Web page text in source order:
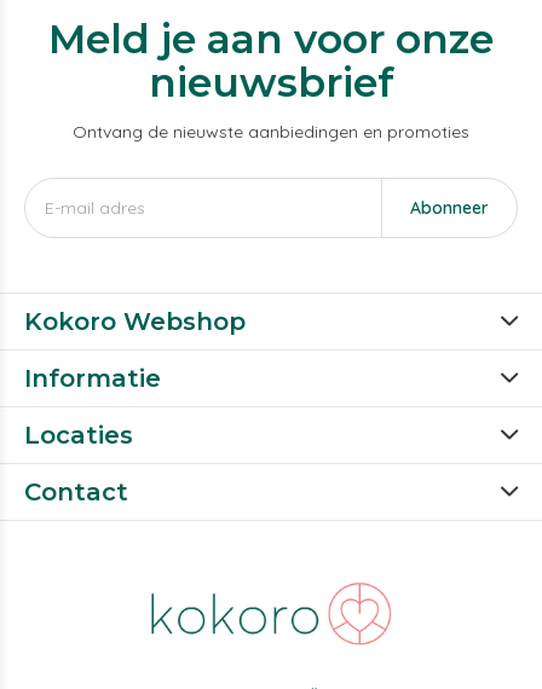
Meld je aan voor onze
nieuwsbrief
Ontvang de nieuwste aanbiedingen en promoties
Abonneer
Kokoro Webshop
Informatie
Locaties
Contact